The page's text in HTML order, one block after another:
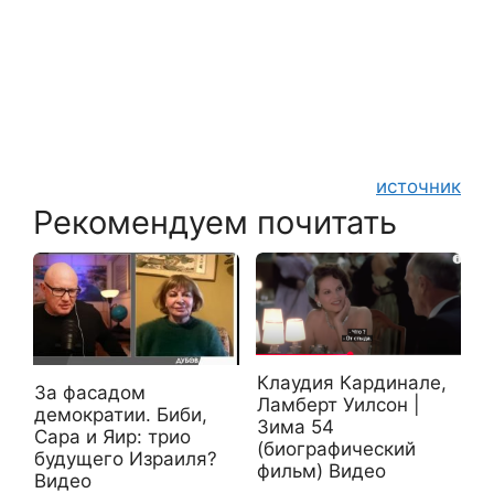
источник
Рекомендуем почитать
За фасадом
демократии. Биби,
Сара и Яир: трио
будущего Израиля?
Видео
Клаудия Кардинале,
Ламберт Уилсон |
Зима 54
(биографический
фильм) Видео